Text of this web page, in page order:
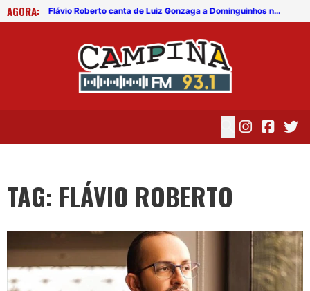
AGORA:
Flávio Roberto canta de Luiz Gonzaga a Dominguinhos no ‘Quartas Acústicas’ Flávio Roberto canta de Luiz Gonzaga a Dominguinhos no ‘Quartas Acústicas’
TAG: FLÁVIO ROBERTO